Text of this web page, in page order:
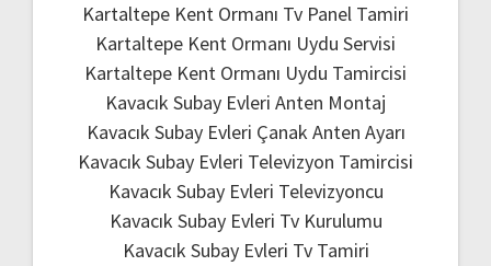
Kartaltepe Kent Ormanı Tv Panel Tamiri
Kartaltepe Kent Ormanı Uydu Servisi
Kartaltepe Kent Ormanı Uydu Tamircisi
Kavacık Subay Evleri Anten Montaj
Kavacık Subay Evleri Çanak Anten Ayarı
Kavacık Subay Evleri Televizyon Tamircisi
Kavacık Subay Evleri Televizyoncu
Kavacık Subay Evleri Tv Kurulumu
Kavacık Subay Evleri Tv Tamiri